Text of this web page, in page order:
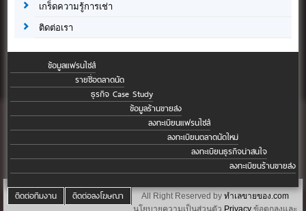
เกร็ดความรู้การเช่า
ติดต่อเรา
ข้อมูลแฟรนไชส์
รายชื่อตลาดนัด
ธุรกิจ Case Study
ข้อมูลร้านขายส่ง
ลงทะเบียนแฟรนไชส์
ลงทะเบียนตลาดนัดใหม่
ลงทะเบียนธุรกิจน่าสนใจ
ลงทะเบียนร้านขายส่ง
ติดต่อทีมงาน ติดต่อลงโฆษณา All Right Reserved by ทำเลขายของ.com
นโยบายความเป็นส่วนตัว Privacy ข้อตกลงและ